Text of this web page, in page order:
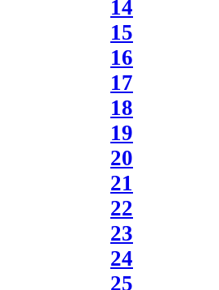
14
15
16
17
18
19
20
21
22
23
24
25